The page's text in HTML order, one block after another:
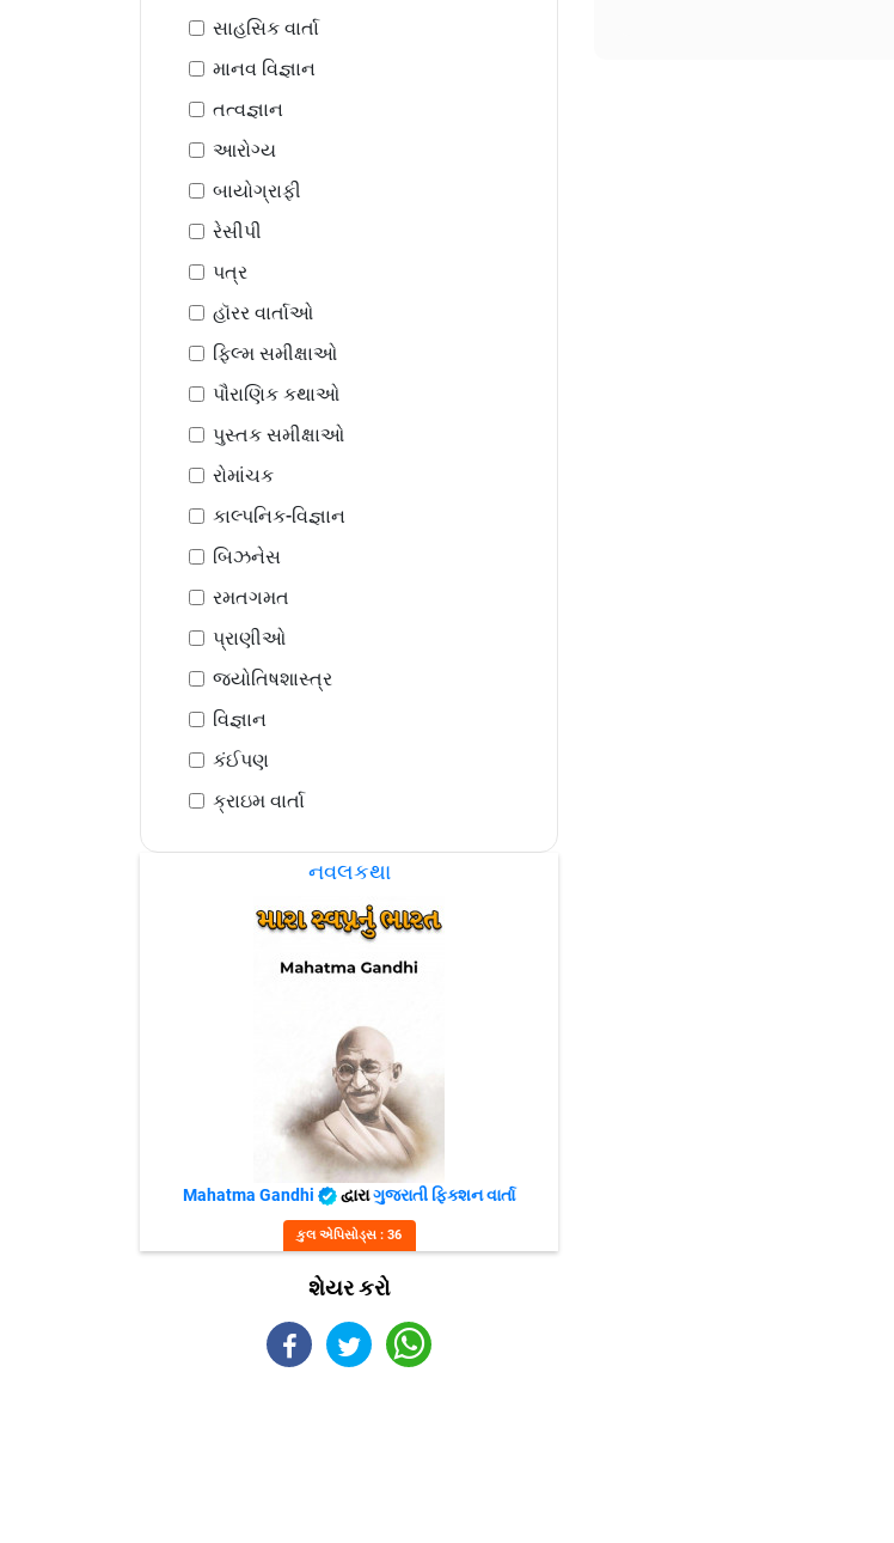
સાહસિક વાર્તા
માનવ વિજ્ઞાન
તત્વજ્ઞાન
આરોગ્ય
બાયોગ્રાફી
રેસીપી
પત્ર
હૉરર વાર્તાઓ
ફિલ્મ સમીક્ષાઓ
પૌરાણિક કથાઓ
પુસ્તક સમીક્ષાઓ
રોમાંચક
કાલ્પનિક-વિજ્ઞાન
બિઝનેસ
રમતગમત
પ્રાણીઓ
જ્યોતિષશાસ્ત્ર
વિજ્ઞાન
કંઈપણ
ક્રાઇમ વાર્તા
નવલકથા
Mahatma Gandhi દ્વારાગુજરાતી ફિક્શન વાર્તા
કુલ એપિસોડ્સ : 36
શેયર કરો